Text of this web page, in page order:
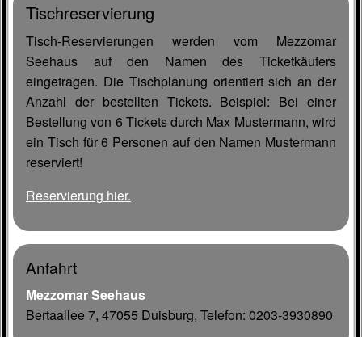
Tischreservierung
Tisch-Reservierungen werden vom Mezzomar
Seehaus auf den Namen des Ticketkäufers
eingetragen. Die Tischplanung orientiert sich an der
Anzahl der bestellten Tickets. Beispiel: Bei einer
Bestellung von 6 Tickets durch Max Mustermann, wird
ein Tisch für 6 Personen auf den Namen Mustermann
reserviert!
Reservierung hier.
Anfahrt
Mezzomar Seehaus
Bertaallee 7, 47055 Duisburg, Telefon: 0203-3930890